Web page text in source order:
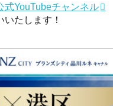
式YouTubeチャンネル
たします！